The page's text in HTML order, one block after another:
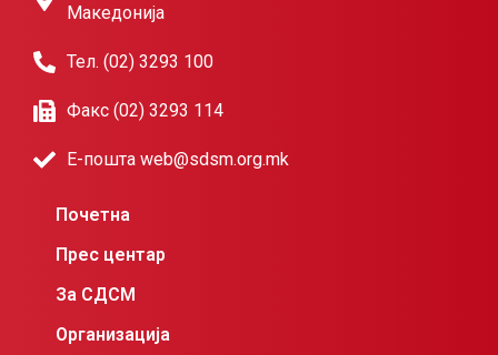
Македонија
Тел. (02) 3293 100
Факс (02) 3293 114
Е-пошта web@sdsm.org.mk
Почетна
Прес центар
За СДСМ
Организација